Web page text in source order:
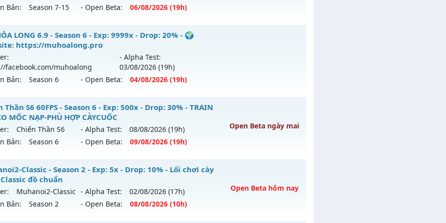
500x - Drop: 20%
loại: Mu Nguyên bản Webzen
Antihack chạy bằng cơm
Bản:
Season 7-15 - Open Beta: 06/08/2026 (19h)
Giới - Siêng Năng Làm Nên Tất Cả
mới ra tháng 08 2026 - Mở máy chủ
Huyền Giới
9999x - Drop: 999%
loại: Mu Custom thêm đồ mới
Anti
LONG 6.9 - Season 6 - Exp: 9999x - Drop: 20% - 🌍
https://muhoalong.pro
facebook.com/muhoalong
- Alpha Test:
03/08/2026 (19h)
Bản:
Season 6 - Open Beta: 04/08/2026 (19h)
LONG 6.9 - 🌍 Website: https://muhoalong.pro
ra tháng 08 2026 - Mở máy chủ https://facebook.com/muhoalong vào 19h
04/08/2626
Non Reset
Mu Nguyên bản Webzen
XShield
Thần S6 60FPS - Season 6 - Exp: 500x - Drop: 30% - TRAIN
MỐC NẠP-PHÙ HỢP CÀYCUỐC
Chiến Thần S6 - Alpha Test: 08/08/2026 (19h)
Bản:
Season 6 - Open Beta: 09/08/2026 (19h)
Open Beta ngày mai
Thần S6 60FPS - TRAIN WC-KO MỐC NẠP-PHÙ HỢP CÀYCUỐC
mới ra tháng 08 2026 - Mở máy chủChiến Thần S6
vào 19h ngày 09/08/2626
500x - Drop: 30%
Classic - Season 2 - Exp: 5x - Drop: 10% - Lối chơi cày
đồ chuẩn
Muhanoi2-Classic - Alpha Test: 02/08/2026 (17h)
Bản:
Season 2 - Open Beta: 08/08/2026 (10h)
Open Beta hôm nay